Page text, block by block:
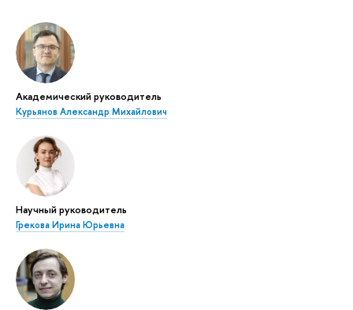
Академический руководитель
Курьянов Александр Михайлович
Научный руководитель
Грекова Ирина Юрьевна